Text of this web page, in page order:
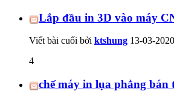
Lắp đầu in 3D vào máy
Viết bài cuối bởi ktshung 13-03-2020
4
chế máy in lụa phẳng bán